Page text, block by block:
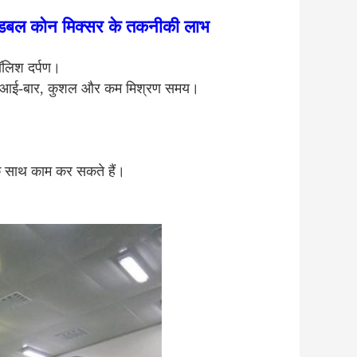
कोन मिक्सर के तकनीकी लाभ
दर्पण।
आई-बार, कुशल और कम मिश्रण समय।
साथ काम कर सकते हैं।